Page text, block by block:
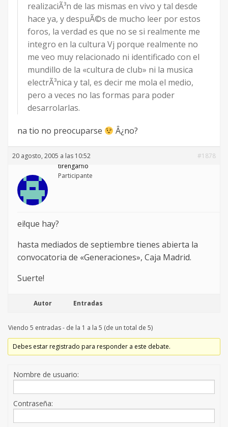
realizaciÃ³n de las mismas en vivo y tal desde
hace ya, y despuÃ©s de mucho leer por estos
foros, la verdad es que no se si realmente me
integro en la cultura Vj porque realmente no
me veo muy relacionado ni identificado con el
mundillo de la «cultura de club» ni la musica
electrÃ³nica y tal, es decir me mola el medio,
pero a veces no las formas para poder
desarrolarlas.
na tio no preocuparse Â¿no?
20 agosto, 2005 a las 10:52
#1878
tirengarfio
Participante
ei!que hay?
hasta mediados de septiembre tienes abierta la
convocatoria de «Generaciones», Caja Madrid.
Suerte!
Autor Entradas
Viendo 5 entradas - de la 1 a la 5 (de un total de 5)
Debes estar registrado para responder a este debate.
Nombre de usuario:
Contraseña: